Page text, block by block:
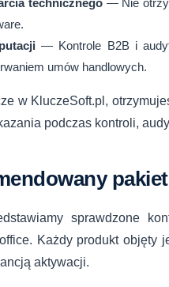
technicznego — Nie
— Kontrole B2B i
umów handlowych.
w KluczeSoft.pl,
podczas kontroli,
sprawdzone
Każdy produkt objęty
aktywacji.